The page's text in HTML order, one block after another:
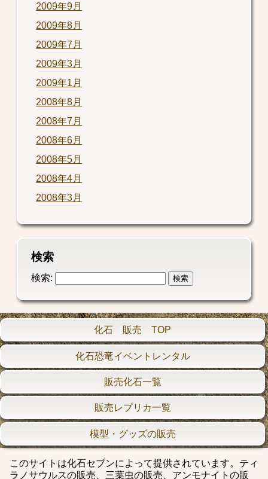
2009年9月
2009年8月
2009年7月
2009年3月
2009年1月
2008年8月
2008年7月
2008年6月
2008年5月
2008年4月
2008年3月
検索
検索:
化石 販売 TOP
化石恐竜イベントレンタル
販売化石一覧
販売レプリカ一覧
模型・グッズの販売
このサイトは化石セブンによって提供されています。ティ
ラノサウルスの販売、三葉虫の販売、アンモナイトの販